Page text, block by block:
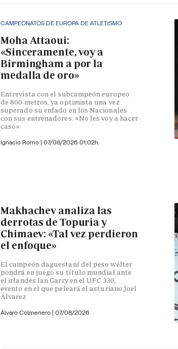
CAMPEONATOS DE EUROPA DE ATLETISMO
Moha Attaoui:
«Sinceramente, voy a
Birmingham a por la
medalla de oro»
Entrevista con el subcampeón europeo
de 800 metros, ya optimista una vez
superado su enfado en los Nacionales
con sus entrenadores: «No les voy a hacer
caso»
Ignacio Romo | 07/08/2026 01:02h.
Makhachev analiza las
derrotas de Topuria y
Chimaev: «Tal vez perdieron
el enfoque»
El campeón daguestaní del peso wélter
pondrá en juego su título mundial ante
el irlandés Ian Garry en el UFC 330,
evento en el que peleará el asturiano Joel
Álvarez
Álvaro Colmenero | 07/08/2026